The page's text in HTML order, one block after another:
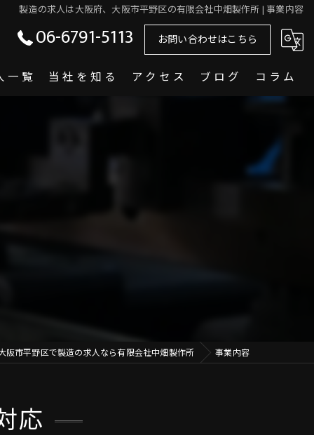
製造の求人は大阪府、大阪市平野区の有限会社中畑製作所 | 事業内容
06-6791-5113 お問い合わせはこちら
一覧 当社を知る アクセス ブログ コラム
阪市平野区で製造の求人なら有限会社中畑製作所 事業内容
応